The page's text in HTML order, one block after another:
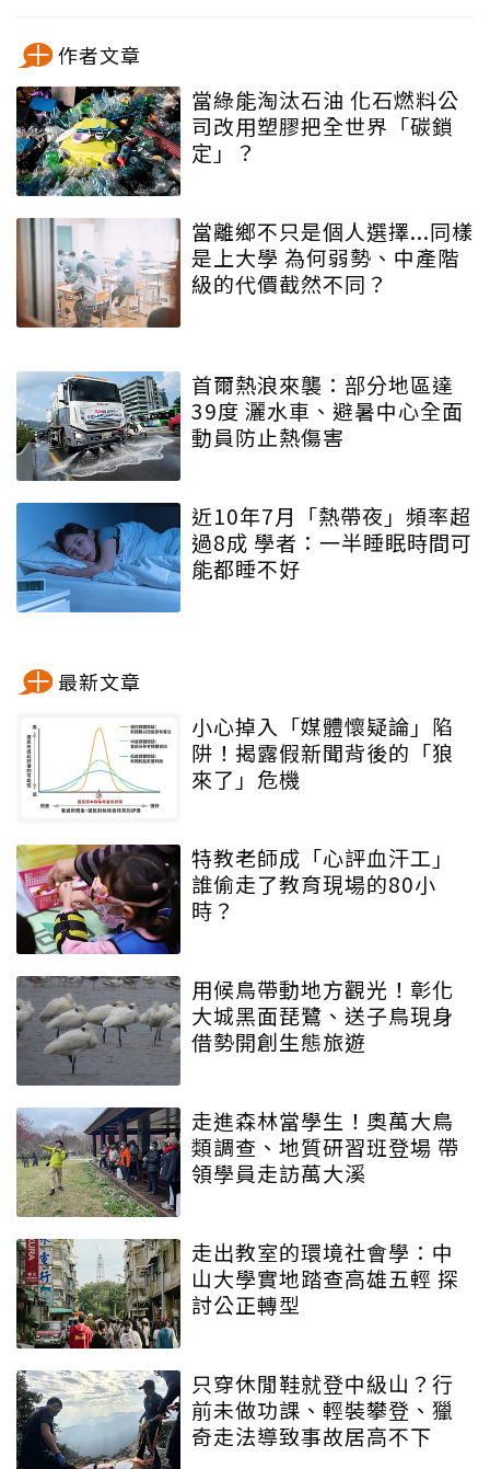
作者文章
當綠能淘汰石油 化石燃料公
司改用塑膠把全世界「碳鎖
定」？
當離鄉不只是個人選擇...同樣
是上大學 為何弱勢、中產階
級的代價截然不同？
首爾熱浪來襲：部分地區達
39度 灑水車、避暑中心全面
動員防止熱傷害
近10年7月「熱帶夜」頻率超
過8成 學者：一半睡眠時間可
能都睡不好
最新文章
小心掉入「媒體懷疑論」陷
阱！揭露假新聞背後的「狼
來了」危機
特教老師成「心評血汗工」
誰偷走了教育現場的80小
時？
用候鳥帶動地方觀光！彰化
大城黑面琵鷺、送子鳥現身
借勢開創生態旅遊
走進森林當學生！奧萬大鳥
類調查、地質研習班登場 帶
領學員走訪萬大溪
走出教室的環境社會學：中
山大學實地踏查高雄五輕 探
討公正轉型
只穿休閒鞋就登中級山？行
前未做功課、輕裝攀登、獵
奇走法導致事故居高不下